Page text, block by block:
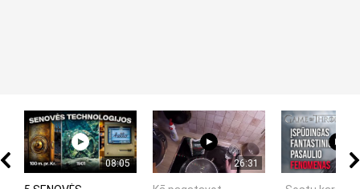
08:05 26:31